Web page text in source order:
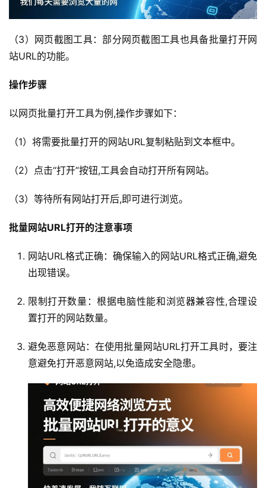
（3）网页截图工具：部分网页截图工具也具备批量打开网
站URL的功能。
操作步骤
以网页批量打开工具为例,操作步骤如下：
（1）将需要批量打开的网站URL复制粘贴到文本框中。
（2）点击“打开”按钮,工具会自动打开所有网站。
（3）等待所有网站打开后,即可进行浏览。
批量网站URL打开的注意事项
网站URL格式正确：确保输入的网站URL格式正确,避免
出现错误。
限制打开数量：根据电脑性能和浏览器兼容性,合理设
置打开的网站数量。
避免恶意网站：在使用批量网站URL打开工具时，要注
意避免打开恶意网站,以免造成安全隐患。